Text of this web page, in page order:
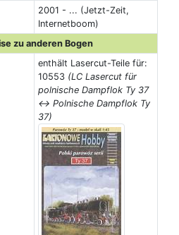
2001 - ... (Jetzt-Zeit,
Internetboom)
zu anderen Bogen
enthält Lasercut-Teile für:
10553 (LC Lasercut für
polnische Dampflok Ty 37
↔ Polnische Dampflok Ty
37)